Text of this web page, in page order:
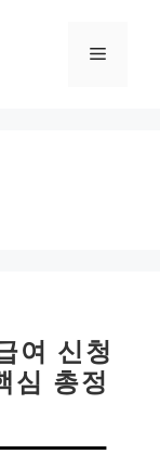
메
여 신청
심 총정